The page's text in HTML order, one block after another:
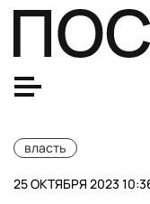
власть
25 ОКТЯБРЯ 2023
Кто станет